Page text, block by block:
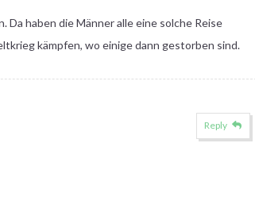
Da haben die Männer alle eine solche Reise
kämpfen, wo einige dann gestorben sind.
Reply